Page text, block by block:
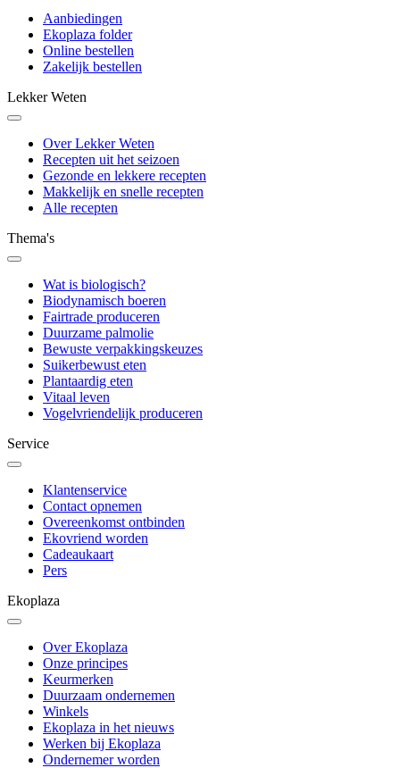
Aanbiedingen
Ekoplaza folder
Online bestellen
Zakelijk bestellen
Lekker Weten
Over Lekker Weten
Recepten uit het seizoen
Gezonde en lekkere recepten
Makkelijk en snelle recepten
Alle recepten
Thema's
Wat is biologisch?
Biodynamisch boeren
Fairtrade produceren
Duurzame palmolie
Bewuste verpakkingskeuzes
Suikerbewust eten
Plantaardig eten
Vitaal leven
Vogelvriendelijk produceren
Service
Klantenservice
Contact opnemen
Overeenkomst ontbinden
Ekovriend worden
Cadeaukaart
Pers
Ekoplaza
Over Ekoplaza
Onze principes
Keurmerken
Duurzaam ondernemen
Winkels
Ekoplaza in het nieuws
Werken bij Ekoplaza
Ondernemer worden